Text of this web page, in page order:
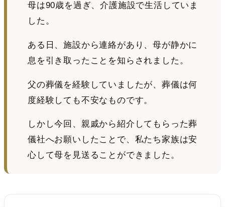
母は90歳を過ぎ、介護施設で生活していま
した。
ある日、施設から連絡があり、母が静かに
息を引き取ったことを知らされました。
父の葬儀を経験していましたが、葬儀は何
度経験しても不安なものです。
しかし今回、親戚から紹介してもらった葬
儀社へお願いしたことで、私たち家族は安
心して母を見送ることができました。